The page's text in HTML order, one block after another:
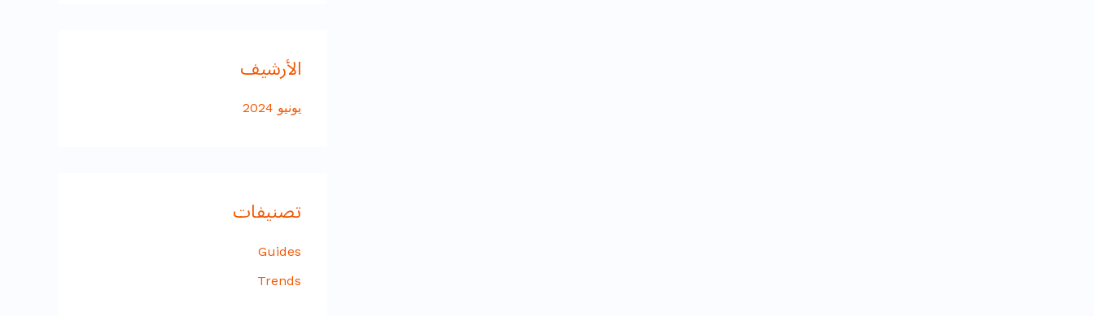
الأرشيف
يونيو 2024
تصنيفات
Guides
Trends